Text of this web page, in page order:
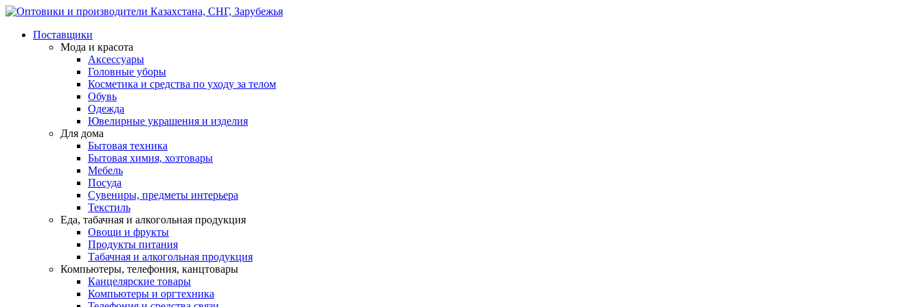
Поставщики
Мода и красота
Аксессуары
Головные уборы
Косметика и средства по уходу за телом
Обувь
Одежда
Ювелирные украшения и изделия
Для дома
Бытовая техника
Бытовая химия, хозтовары
Мебель
Посуда
Сувениры, предметы интерьера
Текстиль
Еда, табачная и алкогольная продукция
Овощи и фрукты
Продукты питания
Табачная и алкогольная продукция
Компьютеры, телефония, канцтовары
Канцелярские товары
Компьютеры и оргтехника